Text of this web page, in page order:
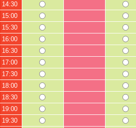
14:30
15:00
15:30
16:00
16:30
17:00
17:30
18:00
18:30
19:00
19:30